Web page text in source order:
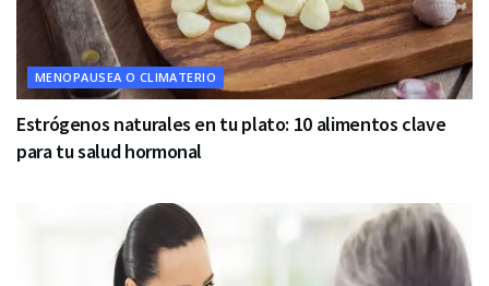
MENOPAUSEA O CLIMATERIO
Estrógenos naturales en tu plato: 10 alimentos clave
para tu salud hormonal